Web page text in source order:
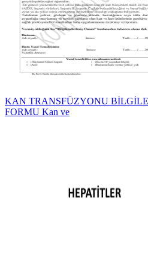
KAN TRANSFÜZYONU
FORMU Kan ve